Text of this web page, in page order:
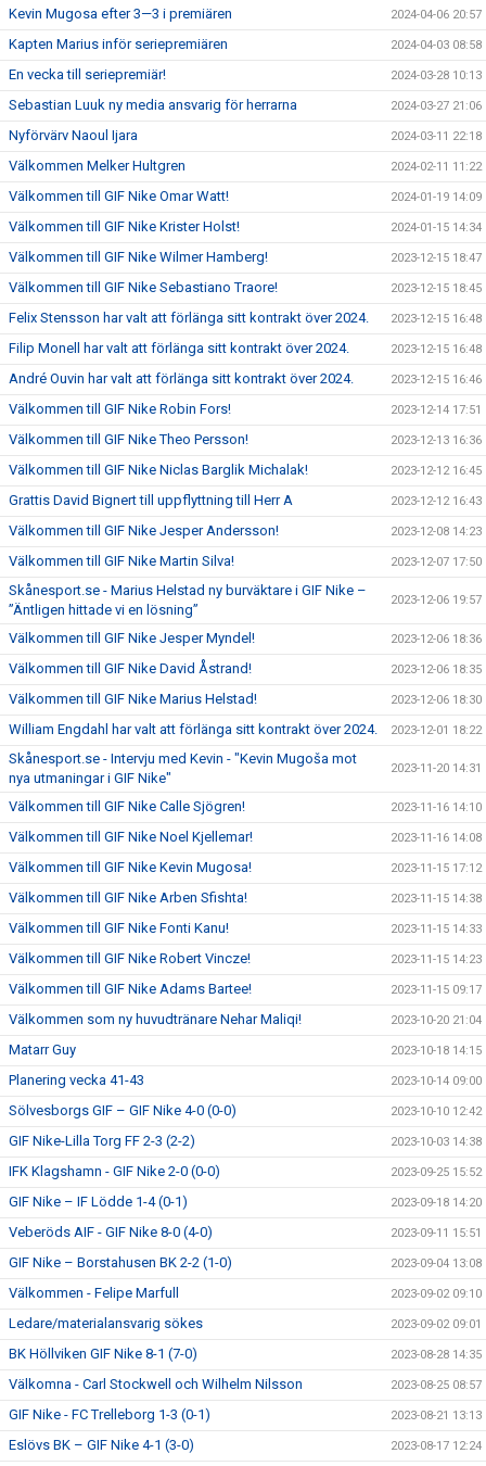
Kevin Mugosa efter 3—3 i premiären 2024-04-06 20:57
Kapten Marius inför seriepremiären 2024-04-03 08:58
En vecka till seriepremiär! 2024-03-28 10:13
Sebastian Luuk ny media ansvarig för herrarna 2024-03-27 21:06
Nyförvärv Naoul Ijara 2024-03-11 22:18
Välkommen Melker Hultgren 2024-02-11 11:22
Välkommen till GIF Nike Omar Watt! 2024-01-19 14:09
Välkommen till GIF Nike Krister Holst! 2024-01-15 14:34
Välkommen till GIF Nike Wilmer Hamberg! 2023-12-15 18:47
Välkommen till GIF Nike Sebastiano Traore! 2023-12-15 18:45
Felix Stensson har valt att förlänga sitt kontrakt över 2024. 2023-12-15 16:48
Filip Monell har valt att förlänga sitt kontrakt över 2024. 2023-12-15 16:48
André Ouvin har valt att förlänga sitt kontrakt över 2024. 2023-12-15 16:46
Välkommen till GIF Nike Robin Fors! 2023-12-14 17:51
Välkommen till GIF Nike Theo Persson! 2023-12-13 16:36
Välkommen till GIF Nike Niclas Barglik Michalak! 2023-12-12 16:45
Grattis David Bignert till uppflyttning till Herr A 2023-12-12 16:43
Välkommen till GIF Nike Jesper Andersson! 2023-12-08 14:23
Välkommen till GIF Nike Martin Silva! 2023-12-07 17:50
Skånesport.se - Marius Helstad ny burväktare i GIF Nike –
”Äntligen hittade vi en lösning”
2023-12-06 19:57
Välkommen till GIF Nike Jesper Myndel! 2023-12-06 18:36
Välkommen till GIF Nike David Åstrand! 2023-12-06 18:35
Välkommen till GIF Nike Marius Helstad! 2023-12-06 18:30
William Engdahl har valt att förlänga sitt kontrakt över 2024. 2023-12-01 18:22
Skånesport.se - Intervju med Kevin - "Kevin Mugoša mot
nya utmaningar i GIF Nike"
2023-11-20 14:31
Välkommen till GIF Nike Calle Sjögren! 2023-11-16 14:10
Välkommen till GIF Nike Noel Kjellemar! 2023-11-16 14:08
Välkommen till GIF Nike Kevin Mugosa! 2023-11-15 17:12
Välkommen till GIF Nike Arben Sfishta! 2023-11-15 14:38
Välkommen till GIF Nike Fonti Kanu! 2023-11-15 14:33
Välkommen till GIF Nike Robert Vincze! 2023-11-15 14:23
Välkommen till GIF Nike Adams Bartee! 2023-11-15 09:17
Välkommen som ny huvudtränare Nehar Maliqi! 2023-10-20 21:04
Matarr Guy 2023-10-18 14:15
Planering vecka 41-43 2023-10-14 09:00
Sölvesborgs GIF – GIF Nike 4-0 (0-0) 2023-10-10 12:42
GIF Nike-Lilla Torg FF 2-3 (2-2) 2023-10-03 14:38
IFK Klagshamn - GIF Nike 2-0 (0-0) 2023-09-25 15:52
GIF Nike – IF Lödde 1-4 (0-1) 2023-09-18 14:20
Veberöds AIF - GIF Nike 8-0 (4-0) 2023-09-11 15:51
GIF Nike – Borstahusen BK 2-2 (1-0) 2023-09-04 13:08
Välkommen - Felipe Marfull 2023-09-02 09:10
Ledare/materialansvarig sökes 2023-09-02 09:01
BK Höllviken GIF Nike 8-1 (7-0) 2023-08-28 14:35
Välkomna - Carl Stockwell och Wilhelm Nilsson 2023-08-25 08:57
GIF Nike - FC Trelleborg 1-3 (0-1) 2023-08-21 13:13
Eslövs BK – GIF Nike 4-1 (3-0) 2023-08-17 12:24